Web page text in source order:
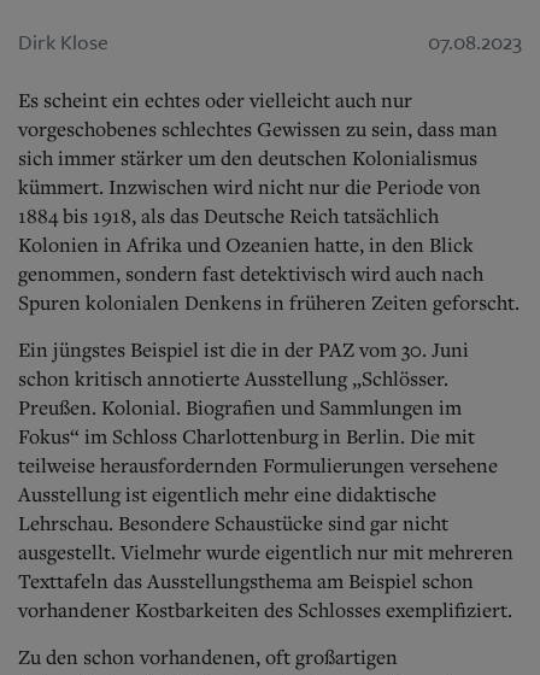
Start
Wer wir sind
Aktuelle Ausgabe
Abonnenten-Login
Abonnent werden
Abo Prämien
Archiv
Mediadaten
Schlesien
Danzig und Westpreußen
Bücher
Kontakt
Impressum
Datenschutz
Dirk Klose 07.08.2023
Es scheint ein echtes oder vielleicht auch nur
vorgeschobenes schlechtes Gewissen zu sein, dass man
sich immer stärker um den deutschen Kolonialismus
kümmert. Inzwischen wird nicht nur die Periode von
1884 bis 1918, als das Deutsche Reich tatsächlich
Kolonien in Afrika und Ozeanien hatte, in den Blick
genommen, sondern fast detektivisch wird auch nach
Spuren kolonialen Denkens in früheren Zeiten geforscht.
Ein jüngstes Beispiel ist die in der PAZ vom 30. Juni
schon kritisch annotierte Ausstellung „Schlösser.
Preußen. Kolonial. Biografien und Sammlungen im
Fokus“ im Schloss Charlottenburg in Berlin. Die mit
teilweise herausfordernden Formulierungen versehene
Ausstellung ist eigentlich mehr eine didaktische
Lehrschau. Besondere Schaustücke sind gar nicht
ausgestellt. Vielmehr wurde eigentlich nur mit mehreren
Texttafeln das Ausstellungsthema am Beispiel schon
vorhandener Kostbarkeiten des Schlosses exemplifiziert.
Zu den schon vorhandenen, oft großartigen